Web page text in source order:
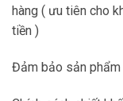
hàng ( ưu tiên cho
tiền )
Đảm bảo sản